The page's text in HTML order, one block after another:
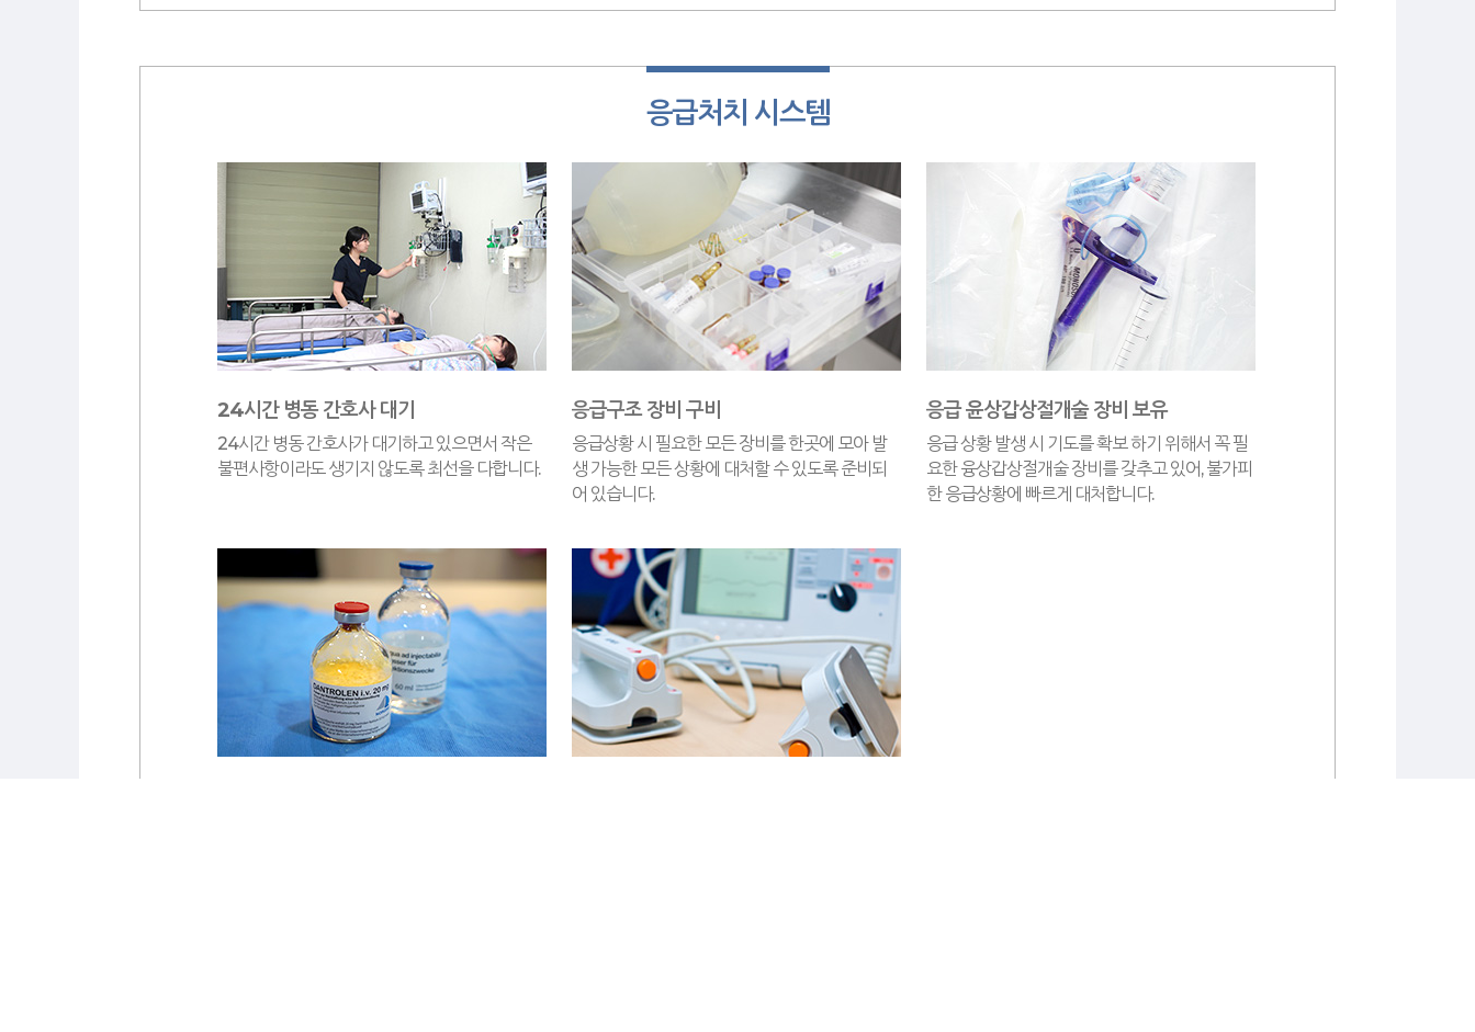
응급처치 시스템
24시간 병동 간호사 대기
24시간 병동 간호사가 대기하고 있으면서 작은
불편사항이라도 생기지 않도록 최선을 다합니다.
응급구조 장비 구비
응급상황 시 필요한 모든 장비를 한곳에 모아 발
생 가능한 모든 상황에 대처할 수 있도록 준비되
어 있습니다.
응급 윤상갑상절개술 장비 보유
응급 상황 발생 시 기도를 확보 하기 위해서 꼭 필
요한 융상갑상절개술 장비를 갖추고 있어, 불가피
한 응급상황에 빠르게 대처합니다.